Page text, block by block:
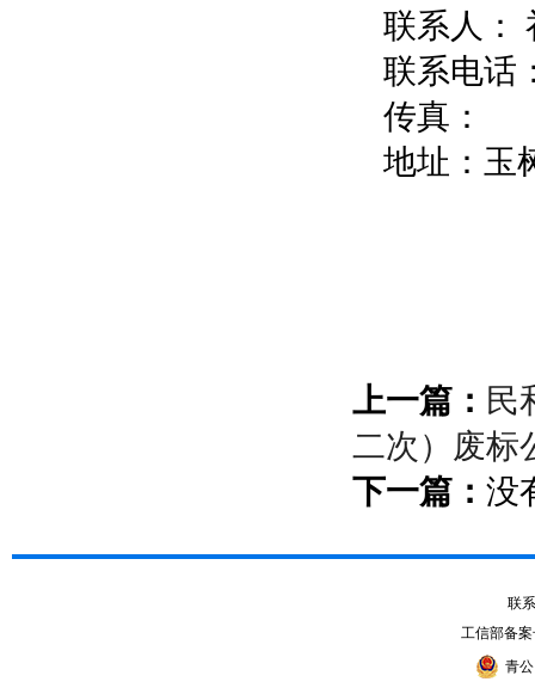
联系人：
联系电话
传真：
地址： 玉
上一篇： 民
二次）废标
下一篇： 没
联
工信部备
青公